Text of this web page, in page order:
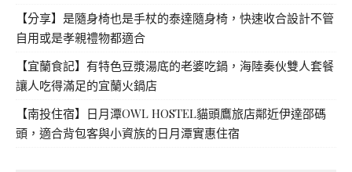
【分享】是隨身椅也是手杖的泰達隨身椅，快速收合設計不管
自用或是孝親禮物都適合
【宜蘭食記】有特色豆漿湯底的老婆吃鍋，海陸奏伙雙人套餐
讓人吃得滿足的宜蘭火鍋店
【南投住宿】日月潭OWL HOSTEL貓頭鷹旅店鄰近伊達邵碼
頭，適合背包客與小資族的日月潭實惠住宿